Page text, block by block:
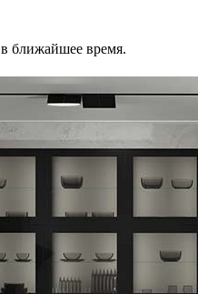
ближайшее время.